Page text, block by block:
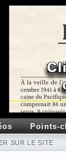
Points-
SUR LE SITE